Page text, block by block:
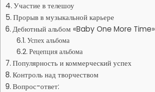
Участие в телешоу
Прорыв в музыкальной карьере
Дебютный альбом «Baby One More Time»
Успех альбома
Рецепция альбома
Популярность и коммерческий успех
Контроль над творчеством
Вопрос-ответ: